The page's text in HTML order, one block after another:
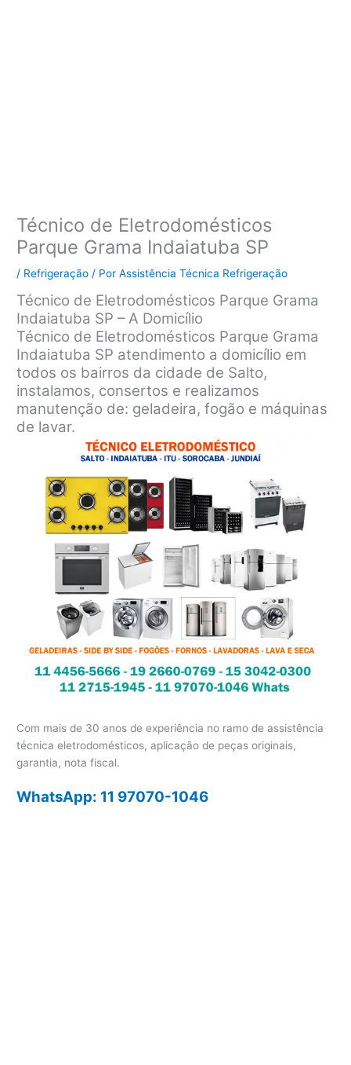
Técnico de Eletrodomésticos
Parque Grama Indaiatuba SP
/ Refrigeração / PorAssistência Técnica Refrigeração
Técnico de Eletrodomésticos Parque Grama
Indaiatuba SP – A Domicílio
Técnico de Eletrodomésticos Parque Grama
Indaiatuba SP atendimento a domicílio em
todos os bairros da cidade de Salto,
instalamos, consertos e realizamos
manutenção de: geladeira, fogão e máquinas
de lavar.
Com mais de 30 anos de experiência no ramo de assistência
técnica eletrodomésticos, aplicação de peças originais,
garantia, nota fiscal.
WhatsApp: 11 97070-1046